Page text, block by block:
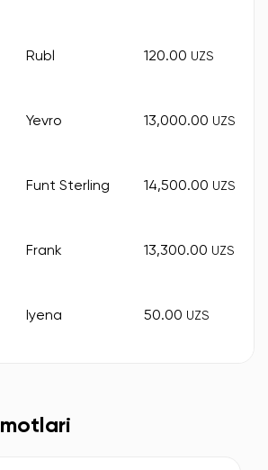
Rubl 120.00 UZS
Yevro 13,000.00 UZS
Funt Sterling 14,500.00 UZS
Frank 13,300.00 UZS
Iyena 50.00 UZS